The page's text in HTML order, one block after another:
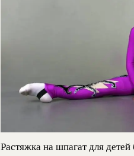
Растяжка на шпагат для